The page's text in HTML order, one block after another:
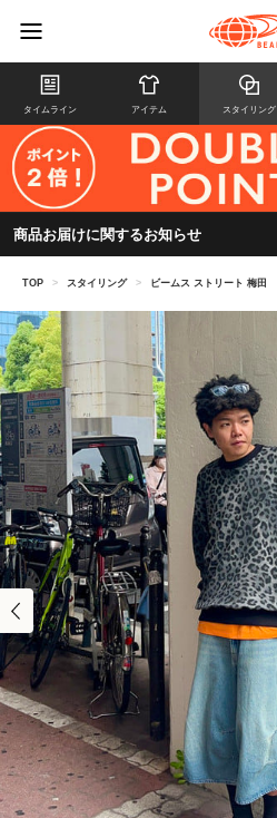
タイムライン アイテム スタイリング
商品お届けに関するお知らせ
TOP > スタイリング > ビームス ストリート 梅田